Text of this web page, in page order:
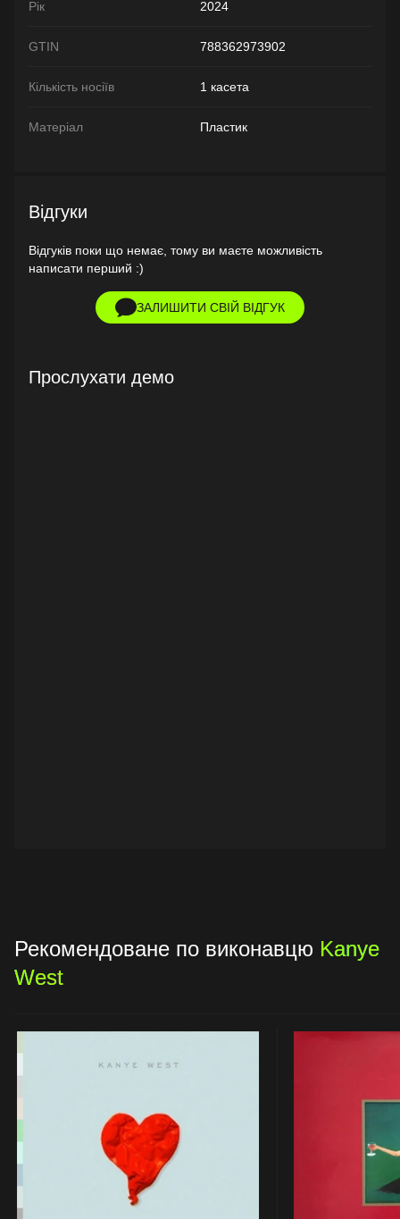
Рік 2024
GTIN 788362973902
Кількість носіїв 1 касета
Матеріал Пластик
Відгуки
Відгуків поки що немає, тому ви маєте можливість
написати перший :)
ЗАЛИШИТИ СВІЙ ВІДГУК
Прослухати демо
Рекомендоване по виконавцю Kanye
West